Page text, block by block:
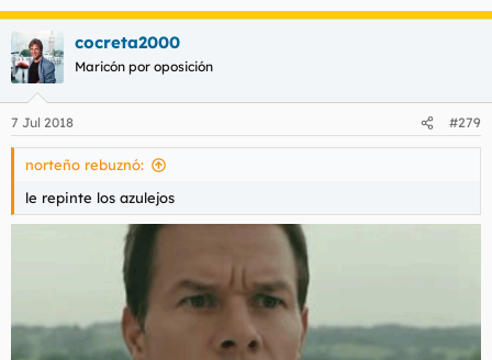
cocreta2000
Maricón por oposición
7 Jul 2018 #279
norteño rebuznó:
le repinte los azulejos